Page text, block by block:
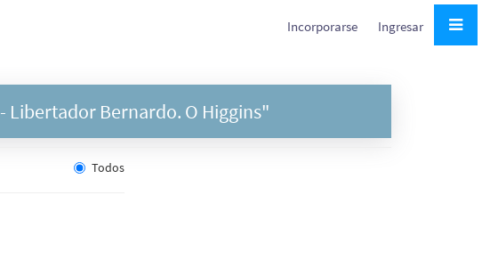
Incorporarse Ingresar
- Libertador Bernardo. O Higgins"
Todos